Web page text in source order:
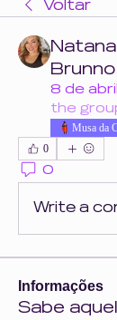
Voltar
Brunno
8 de
the
Musa da
0
0
Write a
Informações
Sabe